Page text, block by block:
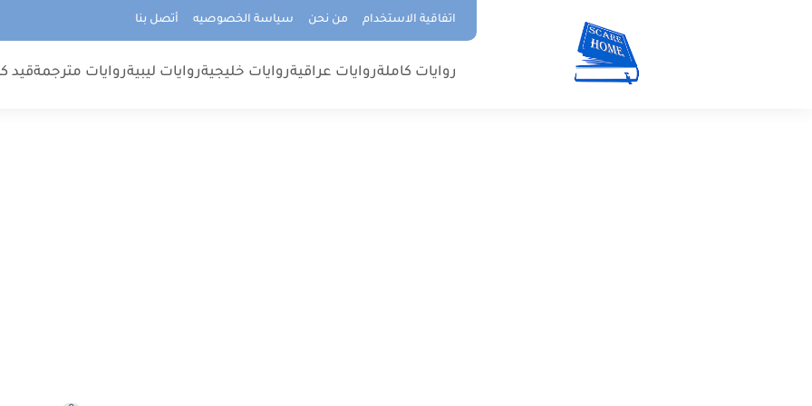
اتفاقية الاستخدام من نحن سياسة الخصوصيه أتصل بنا
روايات كاملةروايات عراقيةروايات خليجيةروايات ليبيةروايات مترجمةقيد